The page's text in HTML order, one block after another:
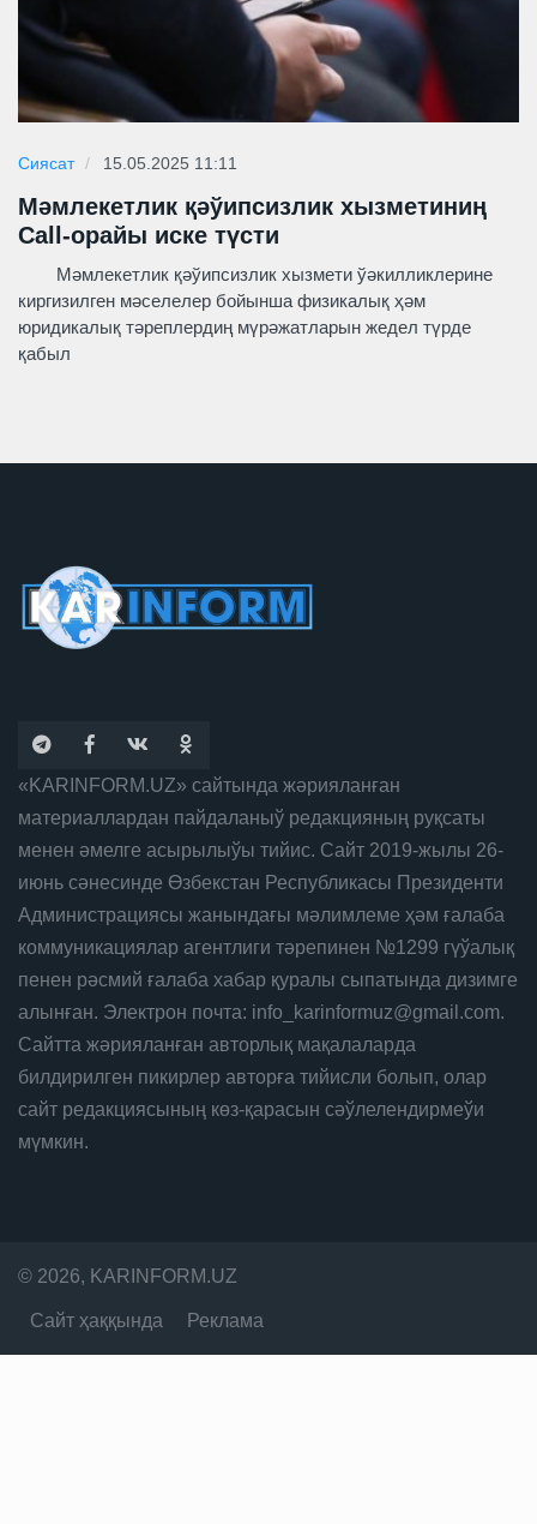
Сиясат 15.05.2025 11:11
Мәмлекетлик қәўипсизлик хызметиниң
Call-орайы иске түсти
Мәмлекетлик қәўипсизлик хызмети ўәкилликлерине
киргизилген мәселелер бойынша физикалық ҳәм
юридикалық тәреплердиң мүрәжатларын жедел түрде
қабыл
«KARINFORM.UZ» сайтында жәрияланған
материаллардан пайдаланыў редакцияның руқсаты
менен әмелге асырылыўы тийис. Сайт 2019-жылы 26-
июнь сәнесинде Өзбекстан Республикасы Президенти
Администрациясы жанындағы мәлимлеме ҳәм ғалаба
коммуникациялар агентлиги тәрепинен №1299 гүўалық
пенен рәсмий ғалаба хабар қуралы сыпатында дизимге
алынған. Электрон почта: info_karinformuz@gmail.com.
Сайтта жәрияланған авторлық мақалаларда
билдирилген пикирлер авторға тийисли болып, олар
сайт редакциясының көз-қарасын сәўлелендирмеўи
мүмкин.
© 2026, KARINFORM.UZ
Сайт ҳаққында Реклама